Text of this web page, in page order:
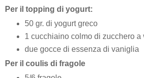
Per il topping di yogurt:
50 gr. di yogurt greco
1 cucchiaino colmo di zucchero a
due gocce di essenza di vaniglia
Per il coulis di fragole